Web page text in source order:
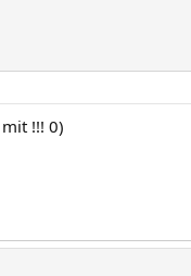
!!! 0)